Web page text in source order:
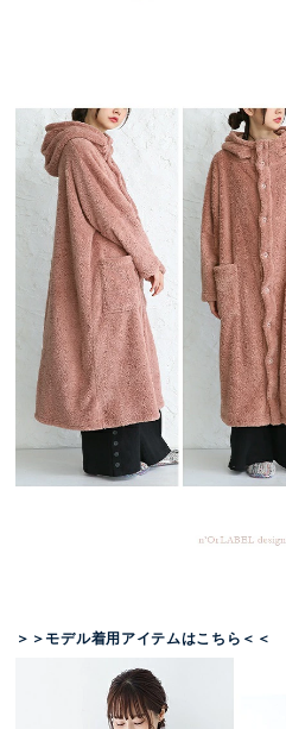
＞＞モデル着用アイテムはこちら＜＜